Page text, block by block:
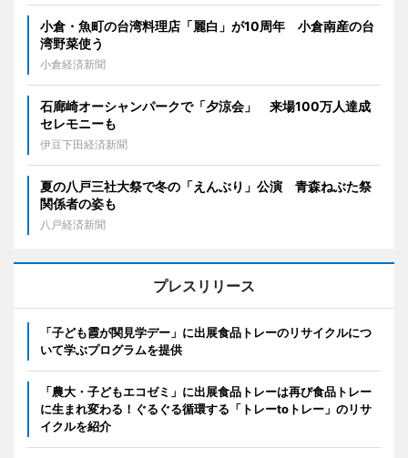
小倉・魚町の台湾料理店「麗白」が10周年 小倉南産の台
湾野菜使う
小倉経済新聞
石廊崎オーシャンパークで「夕涼会」 来場100万人達成
セレモニーも
伊豆下田経済新聞
夏の八戸三社大祭で冬の「えんぶり」公演 青森ねぶた祭
関係者の姿も
八戸経済新聞
プレスリリース
「子ども霞が関見学デー」に出展食品トレーのリサイクルにつ
いて学ぶプログラムを提供
「農大・子どもエコゼミ」に出展食品トレーは再び食品トレー
に生まれ変わる！ぐるぐる循環する「トレーtoトレー」のリサ
イクルを紹介